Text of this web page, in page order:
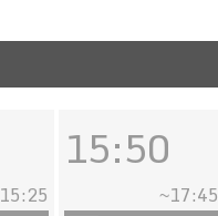
15:25
15:50
~17:45